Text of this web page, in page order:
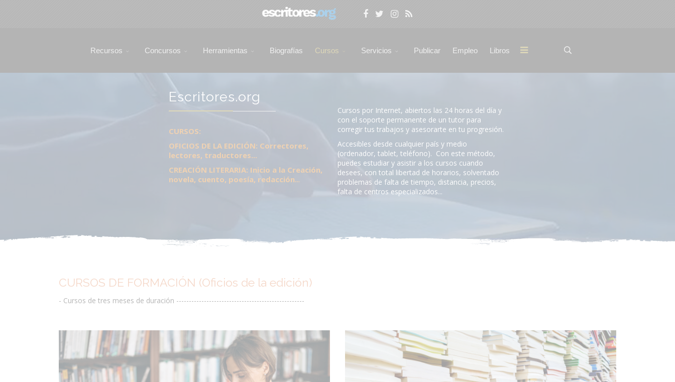
Recursos Concursos Herramientas Biografías Cursos Servicios Publicar Empleo Libros
Escritores.org
CURSOS:
OFICIOS DE LA EDICIÓN: Correctores,
lectores, traductores...
CREACIÓN LITERARIA: Inicio a la Creación,
novela, cuento, poesía, redacción...
Cursos por Internet, abiertos las 24 horas del día y
con el soporte permanente de un tutor para
corregir tus trabajos y asesorarte en tu progresión.
Accesibles desde cualquier país y medio
(ordenador, tablet, teléfono). Con este método,
puedes estudiar y asistir a los cursos cuando
desees, con total libertad de horarios, solventado
problemas de falta de tiempo, distancia, precios,
falta de centros especializados...
CURSOS DE FORMACIÓN (Oficios de la edición)
- Cursos de tres meses de duración ---------------------------------------------------